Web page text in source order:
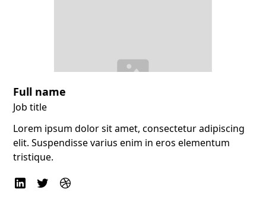
Full name
Job title
Lorem ipsum dolor sit amet, consectetur adipiscing
elit. Suspendisse varius enim in eros elementum
tristique.